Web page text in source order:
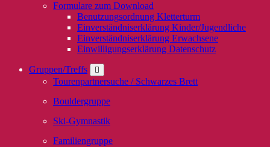
Formulare zum Download
Benutzungsordnung Kletterturm
Einverständniserklärung Kinder/Jugendliche
Einverständniserklärung Erwachsene
Einwilligungserklärung Datenschutz
Gruppen/Treffs
Tourenpartnersuche / Schwarzes Brett
Bouldergruppe
Ski-Gymnastik
Familiengruppe